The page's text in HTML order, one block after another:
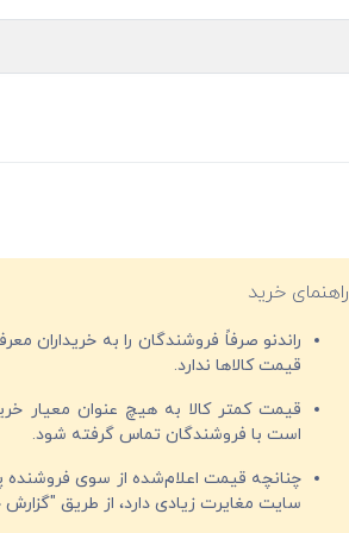
راهنمای خرید
راندنو صرفاً فروشندگان را به خریداران
قیمت‌ کالاها ندارد.
قیمت کمتر کالا به هیچ عنوان معیار
است با فروشندگان تماس گرفته شود.
چنانچه قیمت اعلام‌شده از سوی
سایت مغایرت زیادی دارد، از طریق "گزارش